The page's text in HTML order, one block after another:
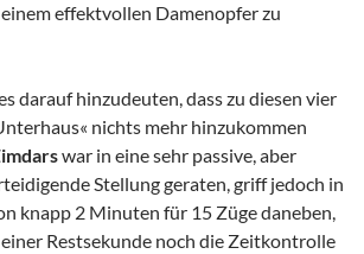
effektvollen Damenopfer zu
darauf hinzudeuten, dass zu diesen vier
nichts mehr hinzukommen
war in eine sehr passive, aber
Stellung geraten, griff jedoch in
knapp 2 Minuten für 15 Züge daneben,
Restsekunde noch die Zeitkontrolle